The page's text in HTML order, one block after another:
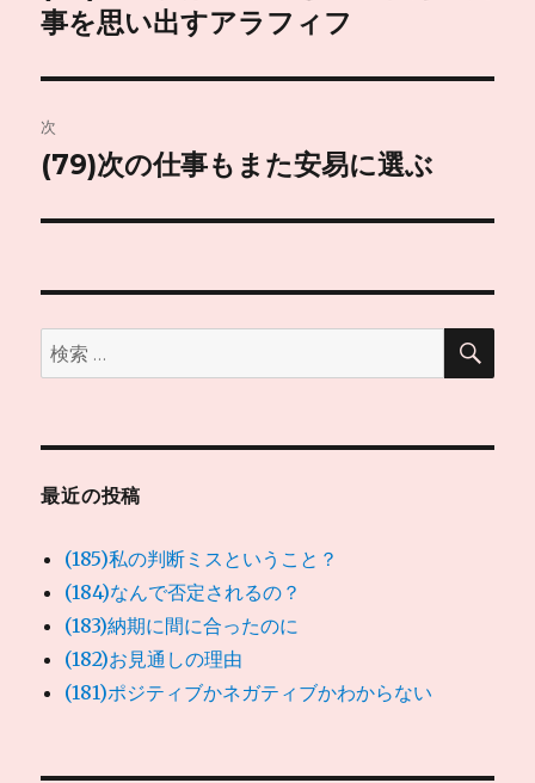
ナ
ビ
ゲ
ー
シ
ン
の
稿:
事を思い出すアラフィフ
次
次
投
(79)次の仕事もまた安易に選ぶ
検
索:
検
最近の投稿
(185)私の判断ミスということ？
(184)なんで否定されるの？
(183)納期に間に合ったのに
(182)お見通しの理由
(181)ポジティブかネガティブかわからない